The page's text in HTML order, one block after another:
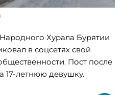
Хурала Бурятии
в соцсетях свой
Пост после
17-летнюю девушку.